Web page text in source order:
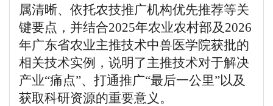
属清晰、依托农技推广机构优先推荐等关
键要点，并结合2025年农业农村部及2026
年广东省农业主推技术中兽医学院获批的
相关技术实例，说明了主推技术对于解决
产业“痛点”、打通推广“最后一公里”以及
获取科研资源的重要意义。